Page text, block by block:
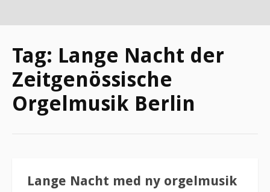
Tag: Lange Nacht der
Zeitgenössische
Orgelmusik Berlin
Lange Nacht med ny orgelmusik